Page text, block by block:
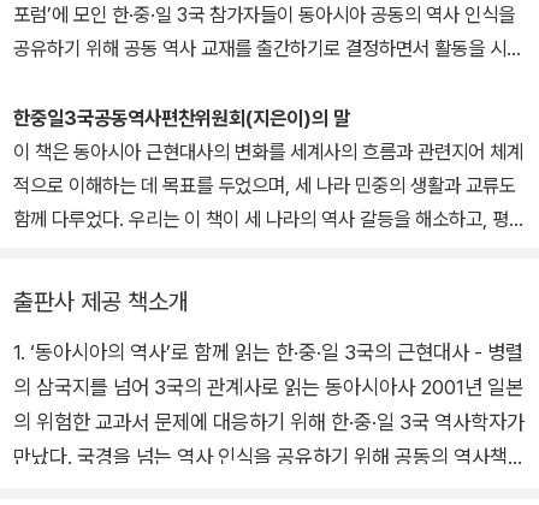
포럼’에 모인 한·중·일 3국 참가자들이 동아시아 공동의 역사 인식을
공유하기 위해 공동 역사 교재를 출간하기로 결정하면서 활동을 시작
재위원회 소속의 학자와 교사가, 중국에서는 중국사회과학원 근대사
연구소를 비롯해 여러 학자가, 일본에서는 학자 및 시민단체, 교사 들
이 위원으로 참가하고 있다. 2002년부터 4년의 작업 끝에 2005년
《미래를 여는 역사》가 세 나라에서 동시 출판되었다. 이 책은 한·중·
본 교토에서 새로운 공동 역사서 발간에 합의하고, 그 후 수많은 회의
와 이메일 논의를 거쳐 2012년 《한중일이 함께 쓴 동아시아 근현대
사》(1·2)를 출판했다. 이후로도 한·중·일 3국의 역사 인식의 차이를
좁히고 확인하는 지속적인 노력과 함께 역사 대화를 통한 교류와 협
력을 지속적으로 전개해 나갈 것이다. 아시아평화와역사교육연대 ｜
한중일3국공동역사편찬위원회(지은이)의 말
이 책은 동아시아 근현대사의 변화를 세계사의 흐름과 관련지어 체계
적으로 이해하는 데 목표를 두었으며, 세 나라 민중의 생활과 교류도
함께 다루었다. 우리는 이 책이 세 나라의 역사 갈등을 해소하고, 평화
출판사 제공 책소개
1. ‘동아시아의 역사’로 함께 읽는 한·중·일 3국의 근현대사 - 병렬
의 삼국지를 넘어 3국의 관계사로 읽는 동아시아사 2001년 일본
의 위험한 교과서 문제에 대응하기 위해 한·중·일 3국 역사학자가
만났다. 국경을 넘는 역사 인식을 공유하기 위해 공동의 역사책을